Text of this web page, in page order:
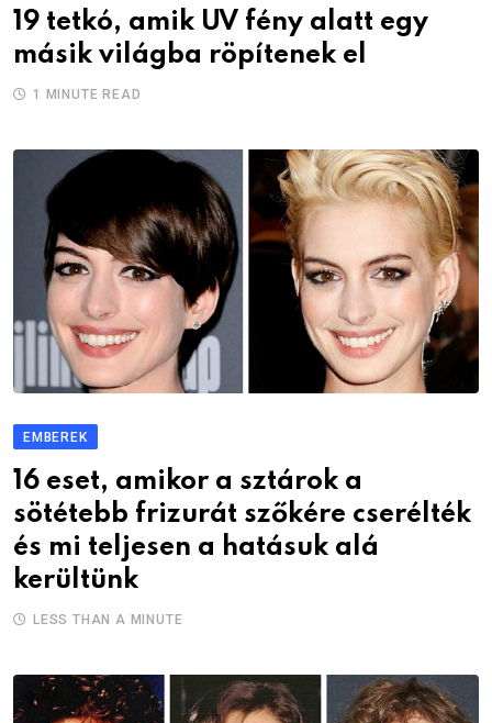
19 tetkó, amik UV fény alatt egy
másik világba röpítenek el
1 MINUTE READ
EMBEREK
16 eset, amikor a sztárok a
sötétebb frizurát szőkére cserélték
és mi teljesen a hatásuk alá
kerültünk
LESS THAN A MINUTE